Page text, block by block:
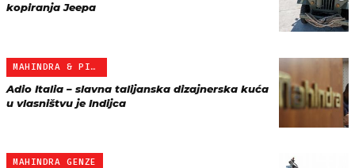
kopiranja Jeepa
MAHINDRA & PININFARINA
Adio Italia – slavna talijanska dizajnerska kuća
u vlasništvu je Indijca
MAHINDRA GENZE